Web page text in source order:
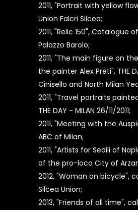
2011, "Portrait with yellow
Union Falcri Silcea;
2011, "Relic 150", Catalogue
Palazzo Barolo;
2011, "The main figure on
the painter Alex Preti", THE
Cinisello and North Milan
2011, "Travel portraits
THE DAY - MILAN 26/11/2011;
2011, "Meeting with the
ABC of Milan;
2011, "Artists for Sedili of
of the pro-loco City of
2012, "Woman on bicycle",
Silcea Union;
2013, "Friends of all time",